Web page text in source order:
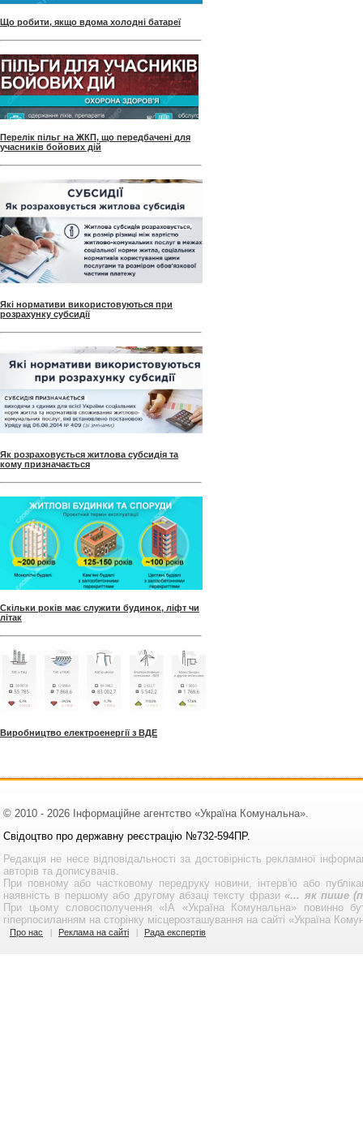
Що робити, якщо вдома холодні батареї
Перелік пільг на ЖКП, що передбачені для
учасників бойових дій
Які нормативи використовуються при
розрахунку субсидії
Як розраховується житлова субсидія та
кому призначається
Скільки років має служити будинок, ліфт чи
літак
Виробництво електроенергії з ВДЕ
© 2010 - 2026 Інформаційне агентство «Україна Комунальна».
Свідоцтво про державну реєстрацію №732-594ПР.
Редакція не несе відповідальності за достовірність рекламної
авторів та дописувачів.
При повному або частковому передруку новини, інтерв'ю або
наявність в першому або другому абзаці тексту фрази«... як пише
При цьому словосполучення «ІА «Україна Комунальна» повинно
гіперпосиланням на сторінку місцерозташування на сайті «Україна
Про нас Реклама на сайті Рада експертів